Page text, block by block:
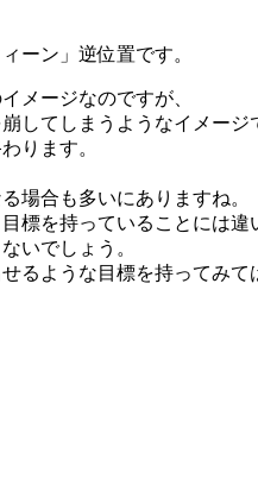
ーン」逆位置です。
メージなのですが、
してしまうようなイメージ
ります。
場合も多いにありますね。
標を持っていることには違
いでしょう。
るような目標を持ってみて